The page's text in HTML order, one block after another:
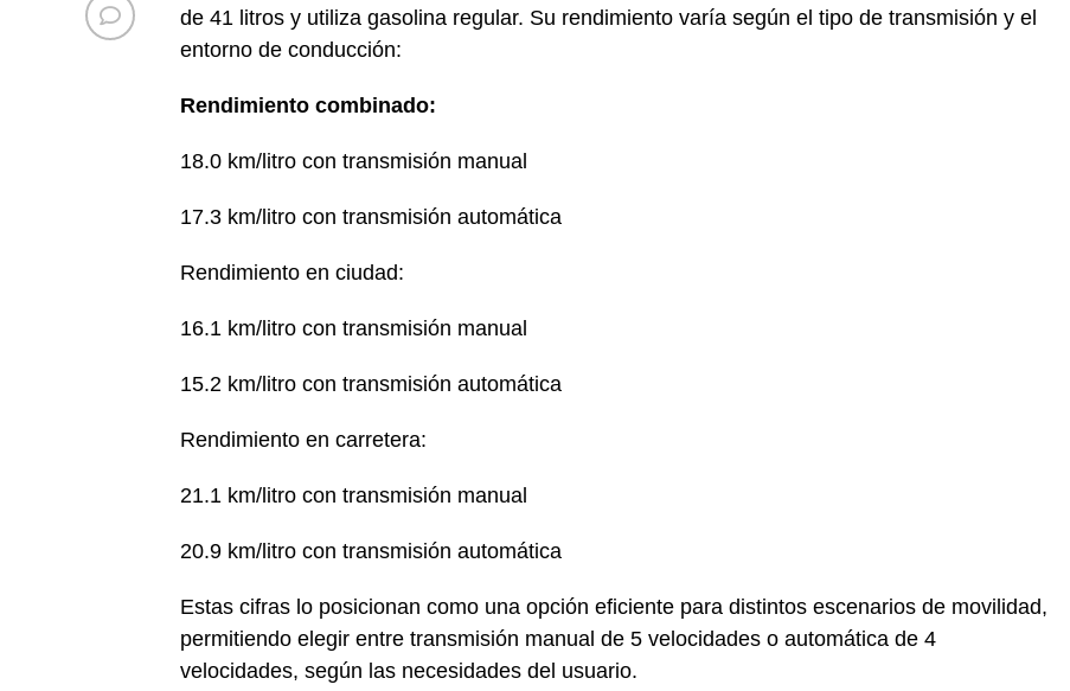
de 41 litros y utiliza gasolina regular. Su rendimiento varía según el tipo de transmisión y el
entorno de conducción:
Rendimiento combinado:
18.0 km/litro con transmisión manual
17.3 km/litro con transmisión automática
Rendimiento en ciudad:
16.1 km/litro con transmisión manual
15.2 km/litro con transmisión automática
Rendimiento en carretera:
21.1 km/litro con transmisión manual
20.9 km/litro con transmisión automática
Estas cifras lo posicionan como una opción eficiente para distintos escenarios de movilidad,
permitiendo elegir entre transmisión manual de 5 velocidades o automática de 4
velocidades, según las necesidades del usuario.